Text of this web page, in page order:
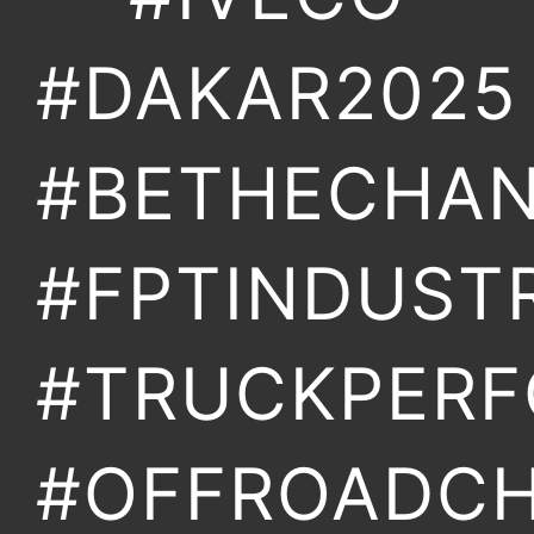
#DAKAR2025